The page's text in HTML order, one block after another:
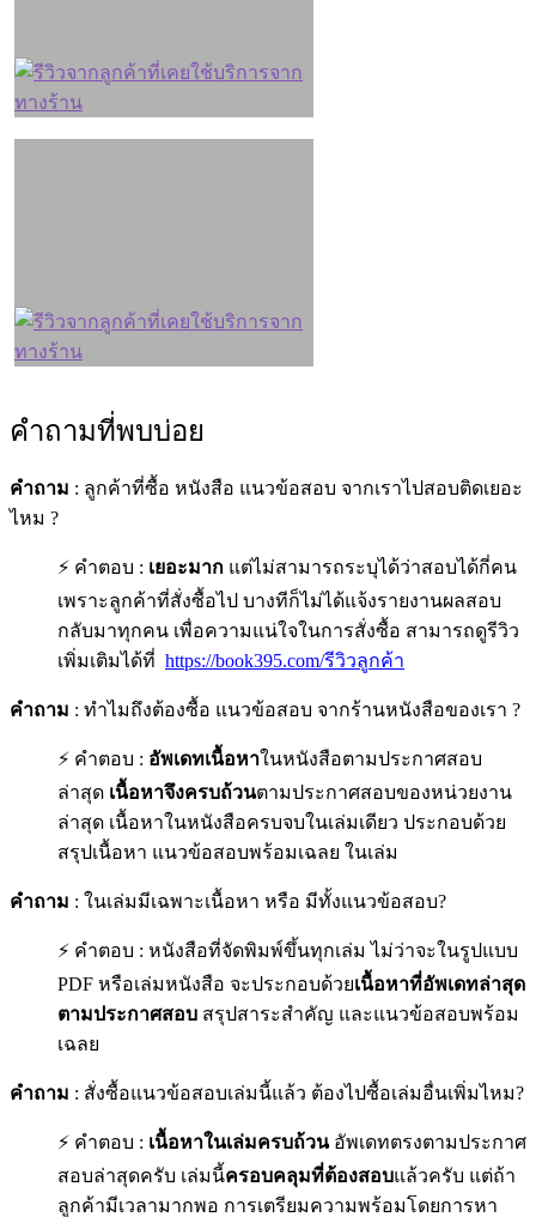
คำถามที่พบบ่อย
คำถาม : ลูกค้าที่ซื้อ หนังสือ แนวข้อสอบ จากเราไปสอบติดเยอะ
ไหม ?
⚡ คำตอบ : เยอะมาก แต่ไม่สามารถระบุได้ว่าสอบได้กี่คน
เพราะลูกค้าที่สั่งซื้อไป บางทีก็ไม่ได้แจ้งรายงานผลสอบ
กลับมาทุกคน เพื่อความแน่ใจในการสั่งซื้อ สามารถดูรีวิว
เพิ่มเติมได้ที่ https://book395.com/รีวิวลูกค้า
คำถาม : ทำไมถึงต้องซื้อ แนวข้อสอบ จากร้านหนังสือของเรา ?
⚡ คำตอบ : อัพเดทเนื้อหาในหนังสือตามประกาศสอบ
ล่าสุด เนื้อหาจึงครบถ้วนตามประกาศสอบของหน่วยงาน
ล่าสุด เนื้อหาในหนังสือครบจบในเล่มเดียว ประกอบด้วย
สรุปเนื้อหา แนวข้อสอบพร้อมเฉลย ในเล่ม
คำถาม : ในเล่มมีเฉพาะเนื้อหา หรือ มีทั้งแนวข้อสอบ?
⚡ คำตอบ : หนังสือที่จัดพิมพ์ขึ้นทุกเล่ม ไม่ว่าจะในรูปแบบ
PDF หรือเล่มหนังสือ จะประกอบด้วยเนื้อหาที่อัพเดทล่าสุด
ตามประกาศสอบ สรุปสาระสำคัญ และแนวข้อสอบพร้อม
เฉลย
คำถาม : สั่งซื้อแนวข้อสอบเล่มนี้แล้ว ต้องไปซื้อเล่มอื่นเพิ่มไหม?
⚡ คำตอบ : เนื้อหาในเล่มครบถ้วนอัพเดทตรงตามประกาศ
สอบล่าสุดครับ เล่มนี้ครอบคลุมที่ต้องสอบแล้วครับ แต่ถ้า
ลูกค้ามีเวลามากพอ การเตรียมความพร้อมโดยการหา